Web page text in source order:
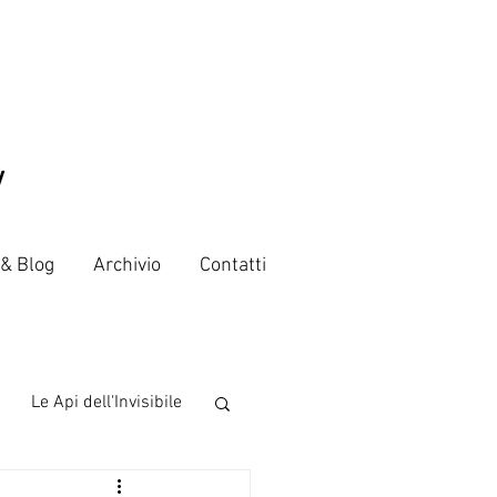
Blog Archivio Contatti
Le Api dell'Invisibile